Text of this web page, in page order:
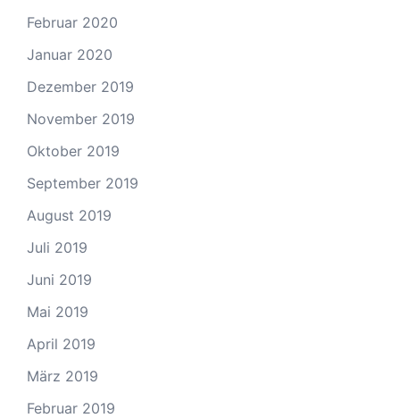
Februar 2020
Januar 2020
Dezember 2019
November 2019
Oktober 2019
September 2019
August 2019
Juli 2019
Juni 2019
Mai 2019
April 2019
März 2019
Februar 2019